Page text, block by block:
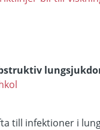
till infektioner i